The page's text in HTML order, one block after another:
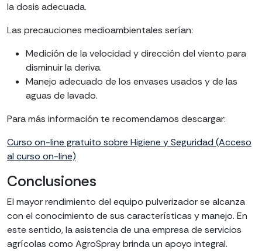
la dosis adecuada.
Las precauciones medioambientales serían:
Medición de la velocidad y dirección del viento para
disminuir la deriva.
Manejo adecuado de los envases usados y de las
aguas de lavado.
Para más información te recomendamos descargar:
Curso on-line gratuito sobre Higiene y Seguridad (Acceso
al curso on-line)
Conclusiones
El mayor rendimiento del equipo pulverizador se alcanza
con el conocimiento de sus características y manejo. En
este sentido, la asistencia de una empresa de servicios
agrícolas como AgroSpray brinda un apoyo integral.